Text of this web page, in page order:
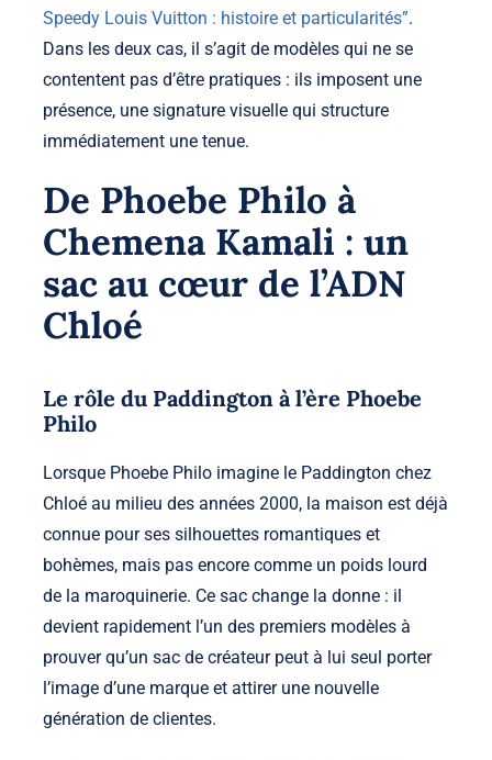
Speedy Louis Vuitton : histoire et particularités”.
Dans les deux cas, il s’agit de modèles qui ne se
contentent pas d’être pratiques : ils imposent une
présence, une signature visuelle qui structure
immédiatement une tenue.
De Phoebe Philo à
Chemena Kamali : un
sac au cœur de l’ADN
Chloé
Le rôle du Paddington à l’ère Phoebe
Philo
Lorsque Phoebe Philo imagine le Paddington chez
Chloé au milieu des années 2000, la maison est déjà
connue pour ses silhouettes romantiques et
bohèmes, mais pas encore comme un poids lourd
de la maroquinerie. Ce sac change la donne : il
devient rapidement l’un des premiers modèles à
prouver qu’un sac de créateur peut à lui seul porter
l’image d’une marque et attirer une nouvelle
génération de clientes.